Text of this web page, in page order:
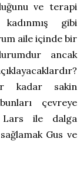
ve terapi
gibi
aile içinde bir
ancak
kadar sakin
çevreye
Lars ile dalga
Gus ve